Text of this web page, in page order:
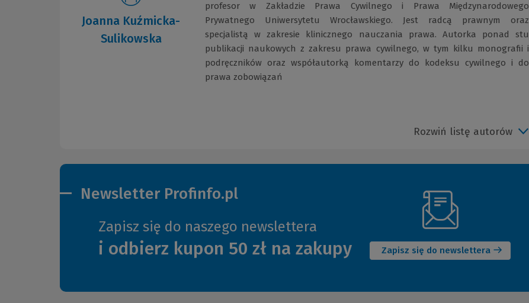
Joanna Kuźmicka-
Sulikowska
profesor w Zakładzie Prawa Cywilnego i Prawa Międzynarodowego
Prywatnego Uniwersytetu Wrocławskiego. Jest radcą prawnym oraz
specjalistą w zakresie klinicznego nauczania prawa. Autorka ponad stu
publikacji naukowych z zakresu prawa cywilnego, w tym kilku monografii i
podręczników oraz współautorką komentarzy do kodeksu cywilnego i do
prawa zobowiązań
Rozwiń listę autorów
Newsletter Profinfo.pl
Zapisz się do naszego newslettera
i odbierz kupon 50 zł na zakupy Zapisz się do newslettera
okno)